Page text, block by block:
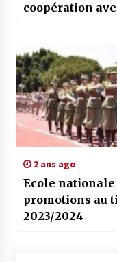
coopération
2 ans ago
Ecole
promotions au
2023/2024